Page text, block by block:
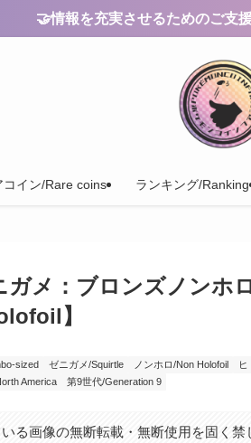
🤝情報を充実させるためのご
コイン/Rare coins ランキング/Ranking
ガメ：ブロンズノン
】
sized ゼニガメ/Squirtle ノンホロ/Non Holofoil
America 第9世代/Generation 9
る画像の無断転載・無断使用を固く禁